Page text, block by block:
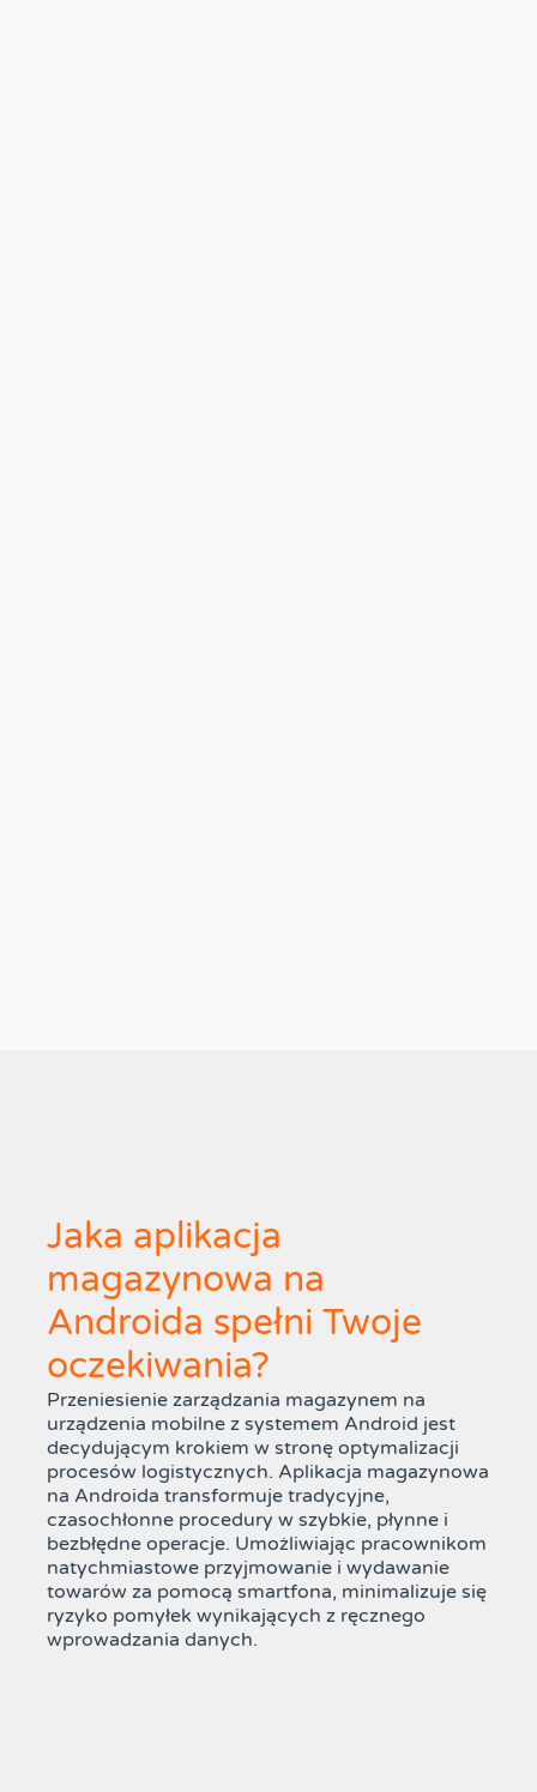
Jaka aplikacja
magazynowa na
Androida spełni Twoje
oczekiwania?
Przeniesienie zarządzania magazynem na
urządzenia mobilne z systemem Android jest
decydującym krokiem w stronę optymalizacji
procesów logistycznych. Aplikacja magazynowa
na Androida transformuje tradycyjne,
czasochłonne procedury w szybkie, płynne i
bezbłędne operacje. Umożliwiając pracownikom
natychmiastowe przyjmowanie i wydawanie
towarów za pomocą smartfona, minimalizuje się
ryzyko pomyłek wynikających z ręcznego
wprowadzania danych.